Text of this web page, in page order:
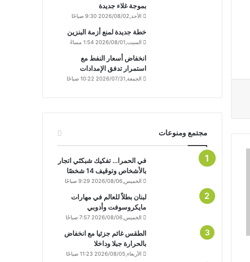
بموجة غلاء جديدة
الأحد,2026/08/02 9:30 صباحًا
خطة جديدة لمنع أزمة البنزين
السبت,2026/08/01 1:54 مساءً
انخفاض أسعار النفط مع
استمرار تدفق الإمدادات
الجمعة,2026/07/31 10:22 صباحًا
مجتمع ومنوعات
في الحمرا… تفكيك شبكتَي اتجار
بالأشخاص وتوقيف 14 شخصًا
الخميس,2026/08/06 9:29 صباحًا
لبنان بطلاً للعالم في مهارات
مايكروسوفت وأدوبي
الخميس,2026/08/06 7:57 صباحًا
الطقس غائم جزئيا مع انخفاض
بالحرارة جبلا وداخلا
الأربعاء,2026/08/05 11:23 صباحًا